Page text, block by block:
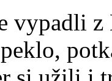
vypadli